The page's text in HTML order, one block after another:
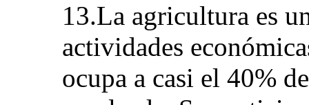
13.La agricultura es
actividades
ocupa a casi el 40%